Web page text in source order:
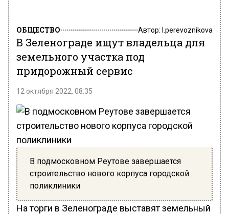
ОБЩЕСТВО Автор: l.perevoznikova
В Зеленограде ищут владельца для
земельного участка под
придорожный сервис
12 октября 2022, 08:35
В подмосковном Реутове завершается
строительство нового корпуса городской
поликлиники
На торги в Зеленограде выставят земельный